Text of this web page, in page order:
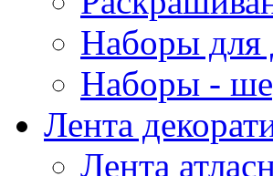
Наборы для
Наборы -
Лента
Лента